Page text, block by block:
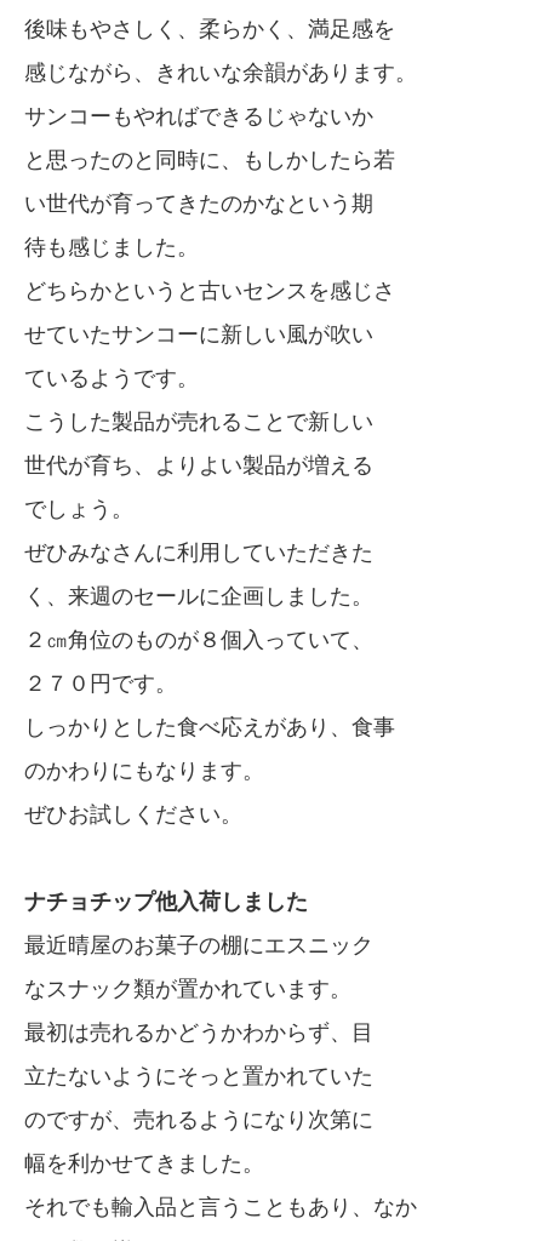
後味もやさしく、柔らかく、満足感を
感じながら、きれいな余韻があります。
サンコーもやればできるじゃないか
と思ったのと同時に、もしかしたら若
い世代が育ってきたのかなという期
待も感じました。
どちらかというと古いセンスを感じさ
せていたサンコーに新しい風が吹い
ているようです。
こうした製品が売れることで新しい
世代が育ち、よりよい製品が増える
でしょう。
ぜひみなさんに利用していただきた
く、来週のセールに企画しました。
２㎝角位のものが８個入っていて、
２７０円です。
しっかりとした食べ応えがあり、食事
のかわりにもなります。
ぜひお試しください。
ナチョチップ他入荷しました
最近晴屋のお菓子の棚にエスニック
なスナック類が置かれています。
最初は売れるかどうかわからず、目
立たないようにそっと置かれていた
のですが、売れるようになり次第に
幅を利かせてきました。
それでも輸入品と言うこともあり、なか